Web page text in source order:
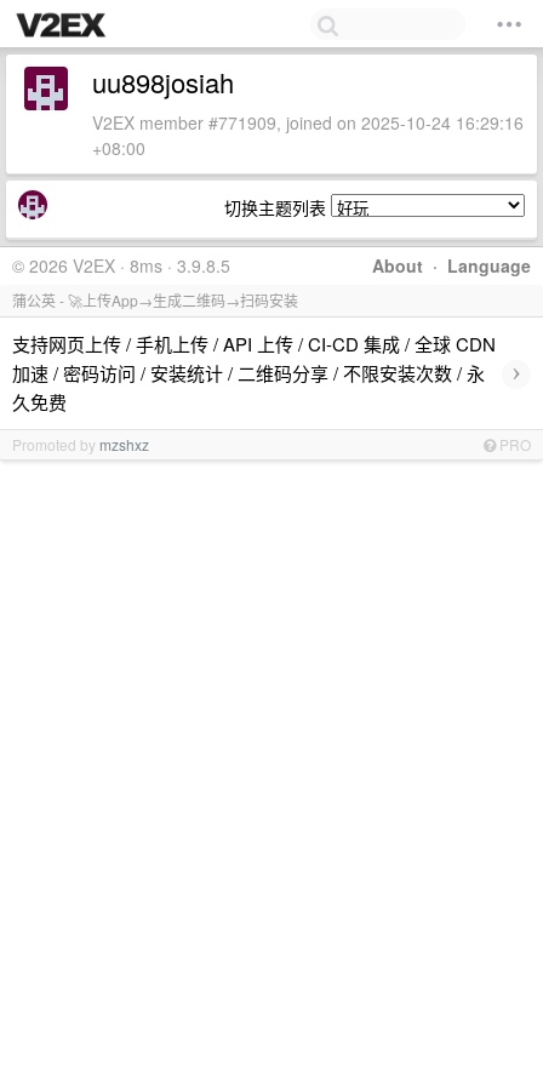
uu898josiah
V2EX member #771909, joined on 2025-10-24 16:29:16
+08:00
切换主题列表
About · Language
© 2026 V2EX · 8ms · 3.9.8.5
蒲公英 - 🚀上传App→生成二维码→扫码安装
支持网页上传 / 手机上传 / API 上传 / CI-CD 集成 / 全球 CDN
加速 / 密码访问 / 安装统计 / 二维码分享 / 不限安装次数 / 永
久免费
›
Promoted by mzshxz PRO